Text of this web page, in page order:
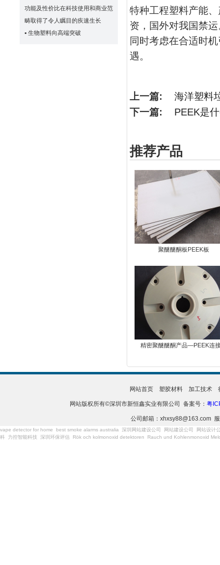
功能及性价比在科技使用和商业范
畴取得了令人瞩目的疾速生长
▪ 生物塑料向高端突破
特种工程塑料产能
资，国外对我国禁
同时考虑在合适时
遇。
上一篇: 海洋塑料
下一篇: PEEK是
推荐产品
聚醚醚酮板PEEK板
精密聚醚醚酮产品—PEEK连
网站首页 塑胶材料 加工技术
网站版权所有©深圳市新恒鑫实业有限公司 备案号： 粤
公司邮箱：xhxsy88@163.com
vape detector for home best smoke alarms australia 深圳网站建设公司 网站建设公司
网站设计
科
力控智能科技 深圳环保评估 Rök och kolmonoxid detektoren Rauch und Kohlenmonoxid